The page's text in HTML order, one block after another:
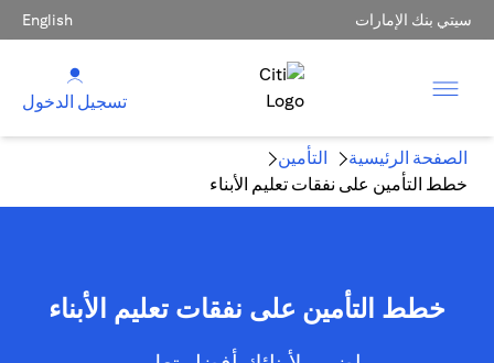
سيتي بنك الإمارات English
تسجيل الدخول
الصفحة الرئيسية
التأمين
خطط التأمين على نفقات تعليم الأبناء
خطط التأمين على نفقات تعليم الأبناء